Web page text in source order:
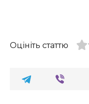
Оцініть статтю